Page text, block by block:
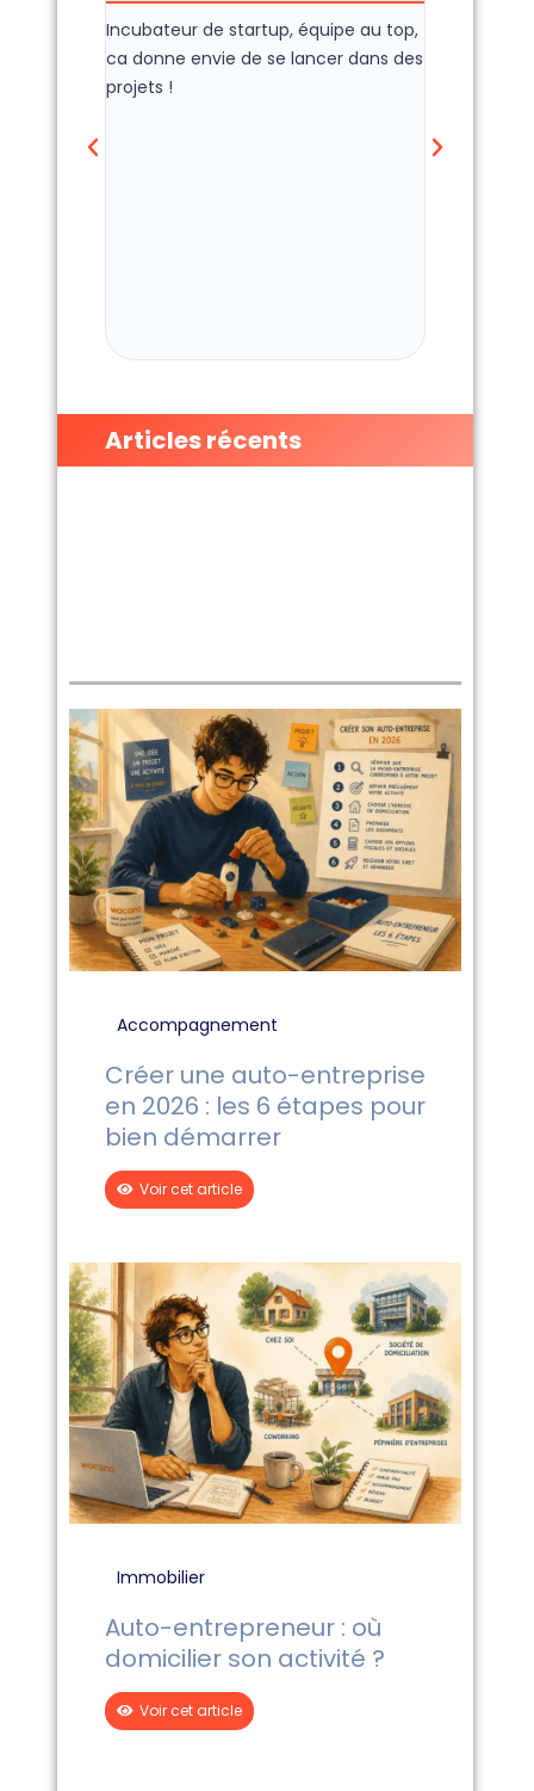
Incubateur de startup, équipe au top,
ca donne envie de se lancer dans des
projets !
L'équipe
Articles récents
Accompagnement
Créer une auto-entreprise
en 2026 : les 6 étapes pour
bien démarrer
Voir cet article
Immobilier
Auto-entrepreneur : où
domicilier son activité ?
Voir cet article